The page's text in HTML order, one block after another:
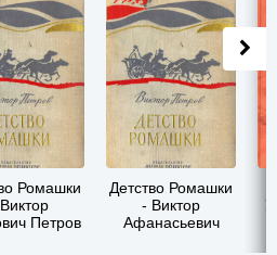
Ромашки
Петров
Детство Ромашки
- Виктор
Афанасьевич